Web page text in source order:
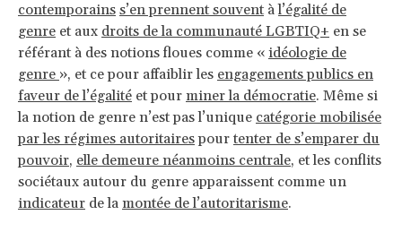
contemporains s’en prennent souvent àl’égalité de
genre et aux droits de la communauté LGBTIQ+ en se
référant à des notions floues comme « idéologie de
genre », et ce pour affaiblir les engagements publics en
faveur de l’égalité et pour miner la démocratie. Même si
la notion de genre n’est pas l’unique catégorie mobilisée
par les régimes autoritairespour tenter de s’emparer du
pouvoir, elle demeure néanmoins centrale, et les conflits
sociétaux autour du genre apparaissent comme un
indicateur de la montée de l’autoritarisme.